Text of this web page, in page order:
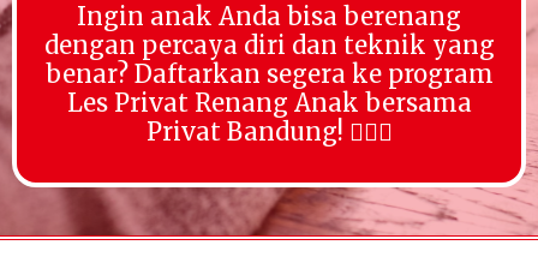
Ingin anak Anda bisa berenang
dengan percaya diri dan teknik yang
benar? Daftarkan segera ke program
Les Privat Renang Anak bersama
Privat Bandung! 🏊‍♀️✨